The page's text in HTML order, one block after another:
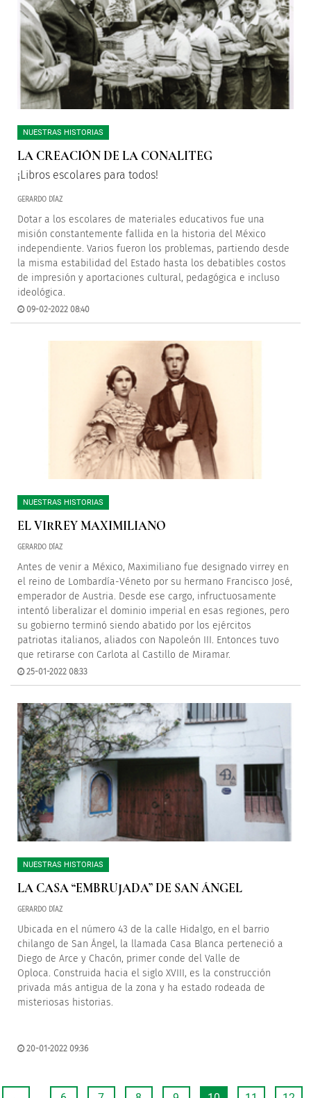
NUESTRAS HISTORIAS
LA CREACIÓN DE LA CONALITEG
¡Libros escolares para todos!
GERARDO DÍAZ
Dotar a los escolares de materiales educativos fue una
misión constantemente fallida en la historia del México
independiente. Varios fueron los problemas, partiendo desde
la misma estabilidad del Estado hasta los debatibles costos
de impresión y aportaciones cultural, pedagógica e incluso
ideológica.
09-02-2022 08:40
NUESTRAS HISTORIAS
EL VIRREY MAXIMILIANO
GERARDO DÍAZ
Antes de venir a México, Maximiliano fue designado virrey en
el reino de Lombardía-Véneto por su hermano Francisco José,
emperador de Austria. Desde ese cargo, infructuosamente
intentó liberalizar el dominio imperial en esas regiones, pero
su gobierno terminó siendo abatido por los ejércitos
patriotas italianos, aliados con Napoleón III. Entonces tuvo
que retirarse con Carlota al Castillo de Miramar.
25-01-2022 08:33
NUESTRAS HISTORIAS
LA CASA “EMBRUJADA” DE SAN ÁNGEL
GERARDO DÍAZ
Ubicada en el número 43 de la calle Hidalgo, en el barrio
chilango de San Ángel, la llamada Casa Blanca perteneció a
Diego de Arce y Chacón, primer conde del Valle de
Oploca. Construida hacia el siglo XVIII, es la construcción
privada más antigua de la zona y ha estado rodeada de
misteriosas historias.
20-01-2022 09:36